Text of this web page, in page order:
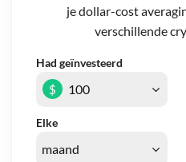
je dollar-cost
verschillende
Had geïnvesteerd
Elke
$